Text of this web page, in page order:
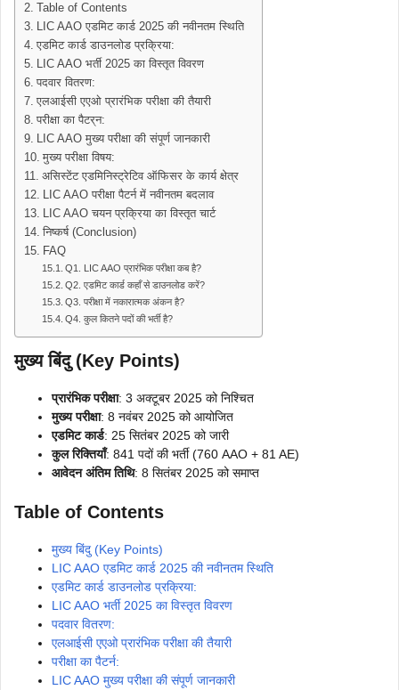
Table of Contents
LIC AAO एडमिट कार्ड 2025 की नवीनतम स्थिति
एडमिट कार्ड डाउनलोड प्रक्रिया:
LIC AAO भर्ती 2025 का विस्तृत विवरण
पदवार वितरण:
एलआईसी एएओ प्रारंभिक परीक्षा की तैयारी
परीक्षा का पैटर्न:
LIC AAO मुख्य परीक्षा की संपूर्ण जानकारी
मुख्य परीक्षा विषय:
असिस्टेंट एडमिनिस्ट्रेटिव ऑफिसर के कार्य क्षेत्र
LIC AAO परीक्षा पैटर्न में नवीनतम बदलाव
LIC AAO चयन प्रक्रिया का विस्तृत चार्ट
निष्कर्ष (Conclusion)
FAQ
Q1. LIC AAO प्रारंभिक परीक्षा कब है?
Q2. एडमिट कार्ड कहाँ से डाउनलोड करें?
Q3. परीक्षा में नकारात्मक अंकन है?
Q4. कुल कितने पदों की भर्ती है?
मुख्य बिंदु (Key Points)
प्रारंभिक परीक्षा: 3 अक्टूबर 2025 को निश्चित
मुख्य परीक्षा: 8 नवंबर 2025 को आयोजित
एडमिट कार्ड: 25 सितंबर 2025 को जारी
कुल रिक्तियाँ: 841 पदों की भर्ती (760 AAO + 81 AE)
आवेदन अंतिम तिथि: 8 सितंबर 2025 को समाप्त
Table of Contents
मुख्य बिंदु (Key Points)
LIC AAO एडमिट कार्ड 2025 की नवीनतम स्थिति
एडमिट कार्ड डाउनलोड प्रक्रिया:
LIC AAO भर्ती 2025 का विस्तृत विवरण
पदवार वितरण:
एलआईसी एएओ प्रारंभिक परीक्षा की तैयारी
परीक्षा का पैटर्न:
LIC AAO मुख्य परीक्षा की संपूर्ण जानकारी